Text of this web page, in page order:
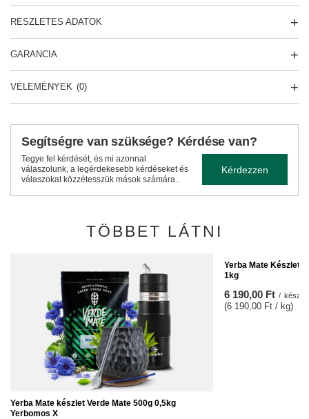
RÉSZLETES ADATOK
GARANCIA
VÉLEMÉNYEK (0)
Segítségre van szüksége? Kérdése van?
Tegye fel kérdését, és mi azonnal
válaszolunk, a legérdekesebb kérdéseket és
válaszokat közzétesszük mások számára..
Kérdezzen
TÖBBET LÁTNI
Yerba Mate készlet Verde Mate 500g 0,5kg
Yerbomos X
Yerba Mate Készlet:
1kg
6 190,00 Ft / készlet
(6 190,00 Ft / kg)